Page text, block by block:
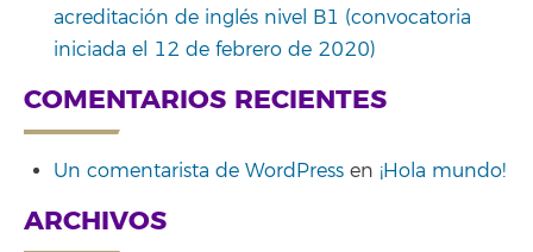
acreditación de inglés nivel B1 (convocatoria
iniciada el 12 de febrero de 2020)
COMENTARIOS RECIENTES
Un comentarista de WordPress en ¡Hola mundo!
ARCHIVOS